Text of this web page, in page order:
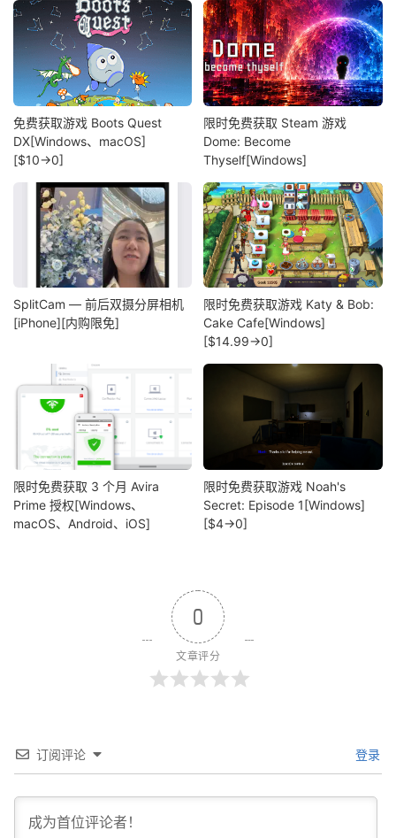
免费获取游戏 Boots Quest
DX[Windows、macOS]
[$10→0]
限时免费获取 Steam 游戏
Dome: Become
Thyself[Windows]
SplitCam — 前后双摄分屏相机
[iPhone][内购限免]
限时免费获取游戏 Katy & Bob:
Cake Cafe[Windows]
[$14.99→0]
限时免费获取 3 个月 Avira
Prime 授权[Windows、
macOS、Android、iOS]
限时免费获取游戏 Noah's
Secret: Episode 1[Windows]
[$4→0]
0
文章评分
订阅评论 登录